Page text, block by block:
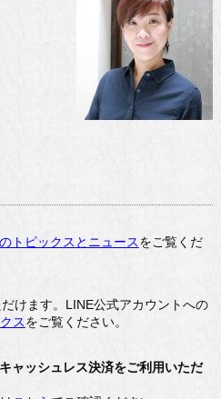
トピックスとニュースをご覧くだ
けます。LINE公式アカウントへの
スをご覧ください。
ャッシュレス決済をご利用いただ